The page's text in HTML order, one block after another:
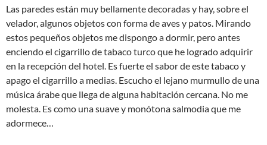
Las paredes están muy bellamente decoradas y hay, sobre el
velador, algunos objetos con forma de aves y patos. Mirando
estos pequeños objetos me dispongo a dormir, pero antes
enciendo el cigarrillo de tabaco turco que he logrado adquirir
en la recepción del hotel. Es fuerte el sabor de este tabaco y
apago el cigarrillo a medias. Escucho el lejano murmullo de una
música árabe que llega de alguna habitación cercana. No me
molesta. Es como una suave y monótona salmodia que me
adormece…